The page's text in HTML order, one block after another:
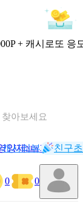
+ 캐시로또 응
아보세요
양제NEW기록
캐시리뷰 친구
0 0